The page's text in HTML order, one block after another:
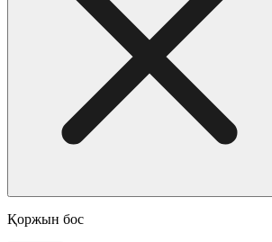
Қоржын бос